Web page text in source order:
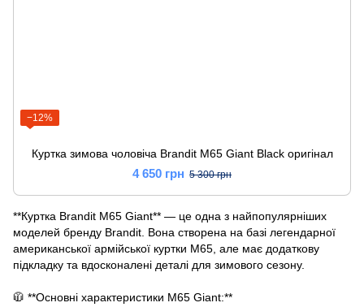
−12%
Куртка зимова чоловіча Brandit M65 Giant Black оригінал
4 650 грн 5 300 грн
**Куртка Brandit M65 Giant** — це одна з найпопулярніших
моделей бренду Brandit. Вона створена на базі легендарної
американської армійської куртки M65, але має додаткову
підкладку та вдосконалені деталі для зимового сезону.
🧥 **Основні характеристики M65 Giant:**